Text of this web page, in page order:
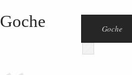
Goche Goche